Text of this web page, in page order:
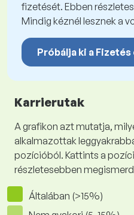
fizetését. Ebben
Mindig kéznél lesznek a
Próbálja ki a
Karrierutak
A grafikon azt mutatja,
alkalmazottak
pozícióból. Kattints a
részletesebben
Általában (>15%)